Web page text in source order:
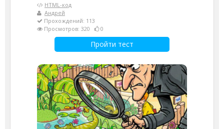
HTML-код
Андрей
Прохождений: 113
Просмотров: 320
0
Пройти тест